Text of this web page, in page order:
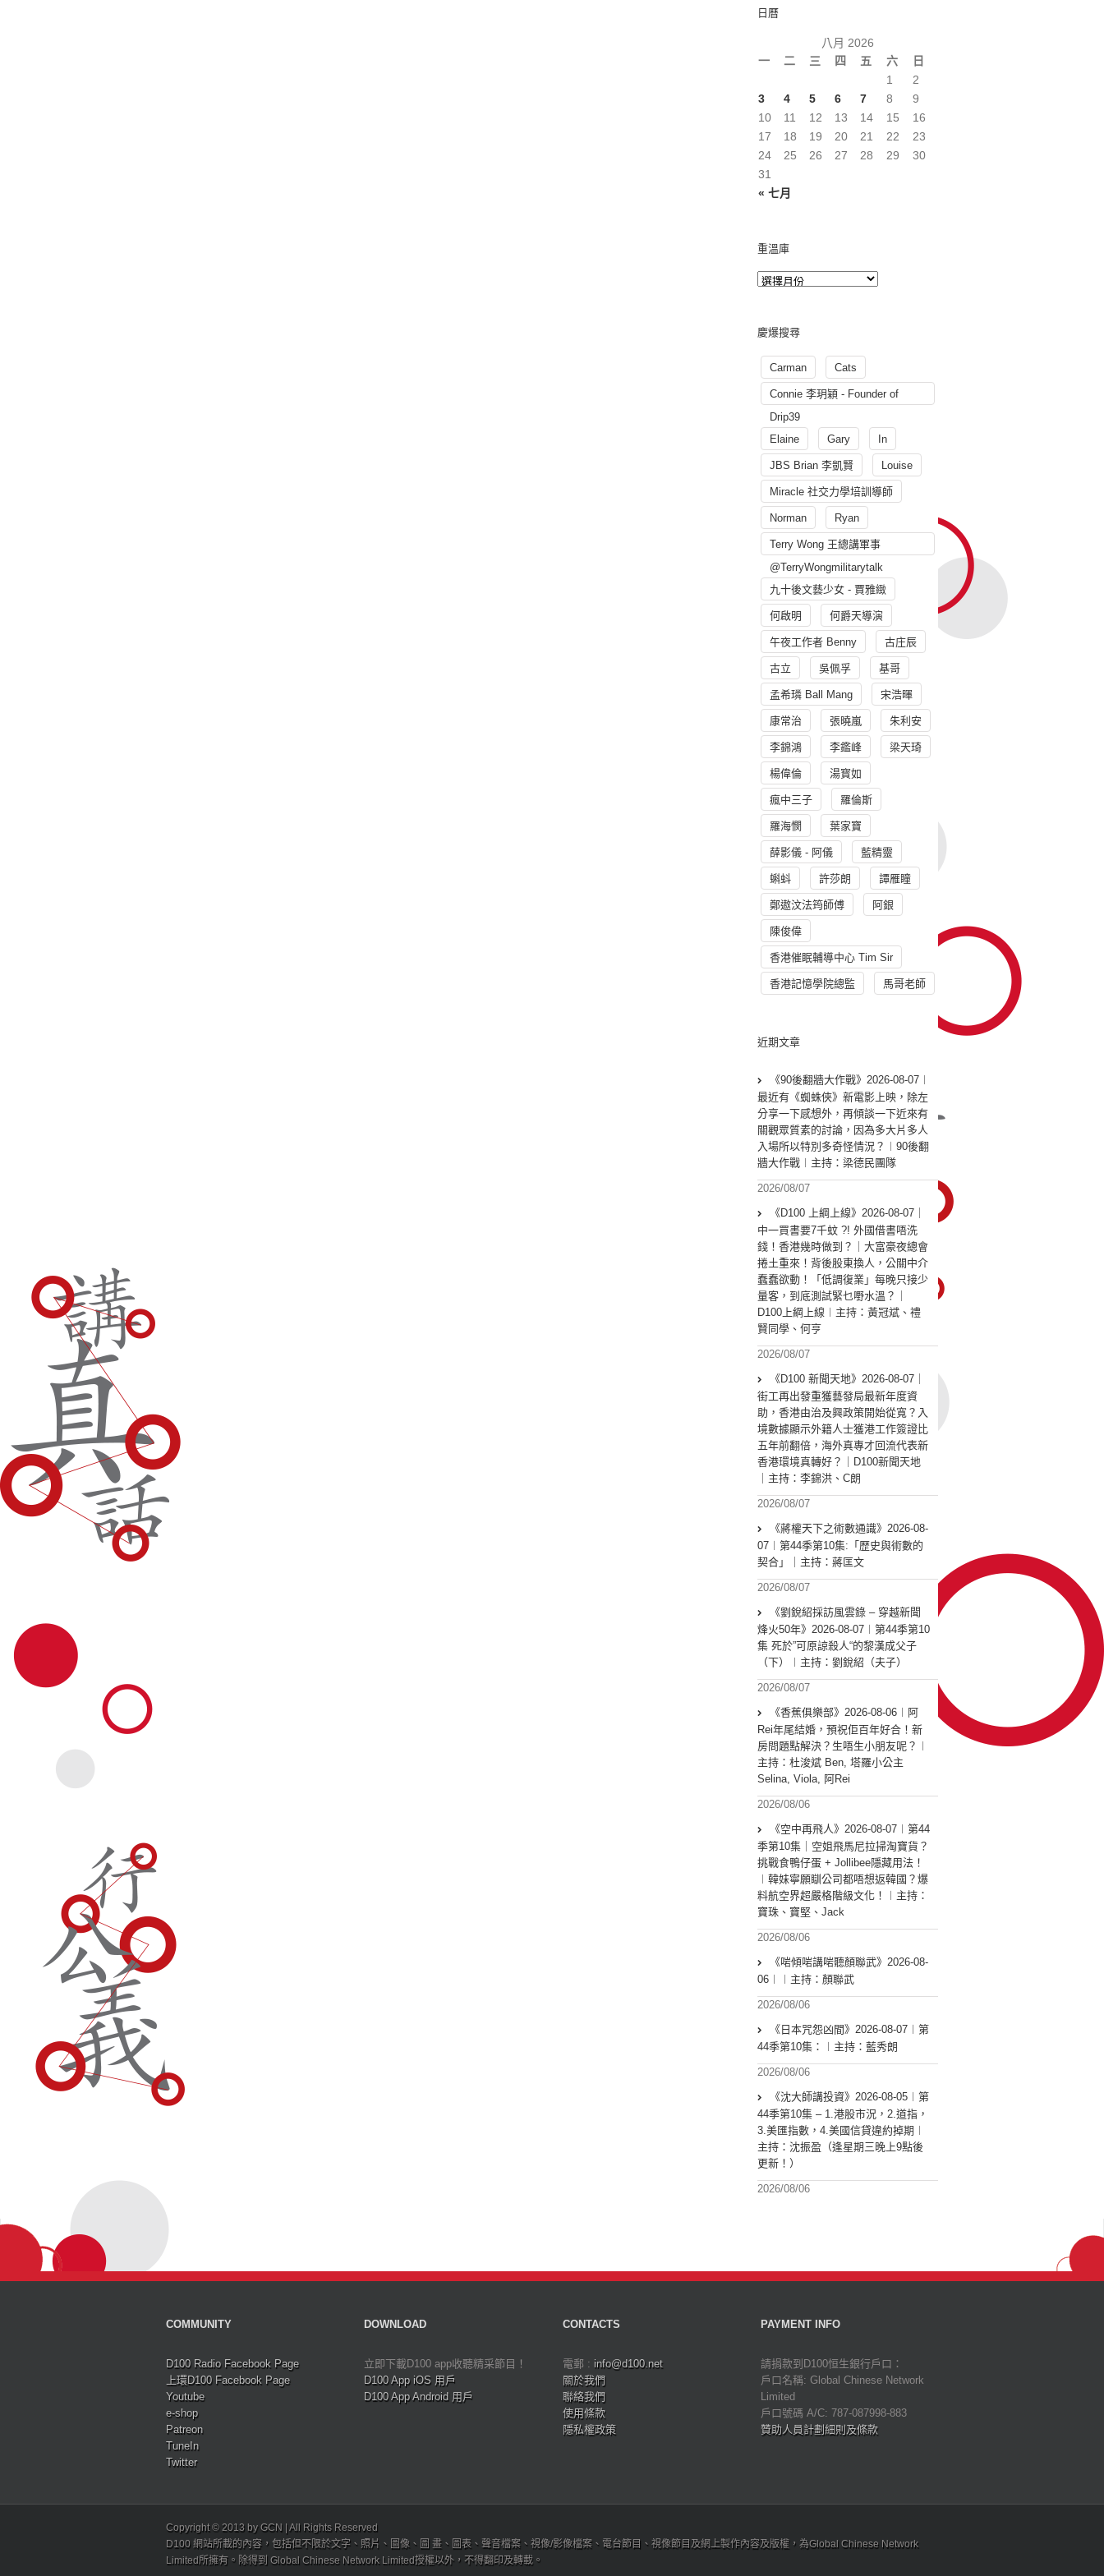
日曆
八月 2026
一
二 三 四 五 六 日
« 七月
1
2
3
4 5 6 7 8
9
10
11 12 13 14 15
16
17
18 19 20 21 22
23
24
25 26 27 28 29
30
31
重溫庫
慶爆搜尋
Carman Cats
Connie 李玥穎 - Founder of
Drip39
Elaine
Gary In
JBS Brian 李凱賢 Louise
Miracle 社交力學培訓導師
Norman Ryan
Terry Wong 王總講軍事
@TerryWongmilitarytalk
九十後文藝少女 - 賈雅緻
何啟明 何爵天導演
午夜工作者 Benny 古庄辰
古立 吳佩孚 基哥
孟希璘 Ball Mang 宋浩暉
康常治 張曉嵐 朱利安
李錦鴻 李鑑峰 梁天琦
楊偉倫 湯寳如
瘋中三子 羅倫斯
羅海憫 葉家寶
薛影儀 - 阿儀 藍精靈
蝌蚪 許莎朗 譚雁瞳
鄭遨汶法筠師傅 阿銀
陳俊偉
香港催眠輔導中心 Tim Sir
香港記憶學院總監 馬哥老師
近期文章
《90後翻牆大作戰》2026-08-07︱
最近有《蜘蛛俠》新電影上映，除左
分享一下感想外，再傾談一下近來有
關觀眾質素的討論，因為多大片多人
入場所以特別多奇怪情況？︱90後翻
牆大作戰︱主持：梁德民團隊
2026/08/07
《D100 上綱上線》2026-08-07｜
中一買書要7千蚊 ?! 外國借書唔洗
錢！香港幾時做到？｜大富豪夜總會
捲土重來！背後股東換人，公關中介
蠢蠢欲動！「低調復業」每晚只接少
量客，到底測試緊乜嘢水溫？｜
D100上綱上線︱主持：黃冠斌、禮
賢同學、何亨
2026/08/07
《D100 新聞天地》2026-08-07｜
街工再出發重獲藝發局最新年度資
助，香港由治及興政策開始從寬？入
境數據顯示外籍人士獲港工作簽證比
五年前翻倍，海外真專才回流代表新
香港環境真轉好？｜D100新聞天地
｜主持：李錦洪、C朗
2026/08/07
《蔣權天下之術數通識》2026-08-
07︱第44季第10集:「歴史與術數的
契合」｜主持：蔣匡文
2026/08/07
《劉銳紹採訪風雲錄 – 穿越新聞
烽火50年》2026-08-07︱第44季第10
集 死於”可原諒殺人“的黎漢成父子
（下）︱主持：劉銳紹（夫子）
2026/08/07
《香蕉俱樂部》2026-08-06︱阿
Rei年尾結婚，預祝佢百年好合！新
房問題點解決？生唔生小朋友呢？︱
主持：杜浚斌 Ben, 塔羅小公主
Selina, Viola, 阿Rei
2026/08/06
《空中再飛人》2026-08-07︱第44
季第10集｜空姐飛馬尼拉掃淘寶貨？
挑戰食鴨仔蛋 + Jollibee隱藏用法！
︱韓妹寧願瞓公司都唔想返韓國？爆
料航空界超嚴格階級文化！︱主持：
寶珠、寶堅、Jack
2026/08/06
《啱傾啱講啱聽顏聯武》2026-08-
06︱︱主持：顏聯武
2026/08/06
《日本咒怨凶間》2026-08-07︱第
44季第10集：︱主持：藍秀朗
2026/08/06
《沈大師講投資》2026-08-05︱第
44季第10集 – 1.港股市況，2.道指，
3.美匯指數，4.美國信貸違約掉期︱
主持：沈振盈（逢星期三晚上9點後
更新！）
2026/08/06
COMMUNITY
D100 Radio Facebook Page
上環D100 Facebook Page
Youtube
e-shop
Patreon
TuneIn
Twitter
DOWNLOAD
立即下載D100 app收聽精采節目！
D100 App iOS 用戶
D100 App Android 用戶
CONTACTS
電郵 : info@d100.net
關於我們
聯絡我們
使用條款
隱私權政策
PAYMENT INFO
請捐款到D100恒生銀行戶口：
戶口名稱: Global Chinese Network
Limited
戶口號碼 A/C: 787-087998-883
贊助人員計劃細則及條款
Copyright © 2013 by GCN | All Rights Reserved
D100 網站所載的內容，包括但不限於文字、照片、圖像、圖 畫、圖表、聲音檔案、視像/影像檔案、電台節目、視像節目及網上製作內容及版權，為Global Chinese Network
Limited所擁有。除得到 Global Chinese Network Limited授權以外，不得翻印及轉載。